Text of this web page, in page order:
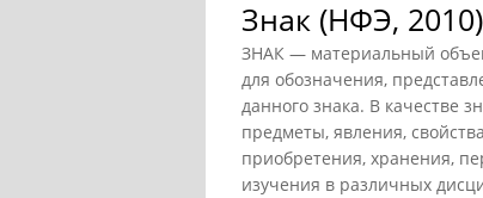
Знак (НФЭ, 2010)
ЗНАК — материальный
для обозначения,
данного знака. В качестве
предметы, явления,
приобретения, хранения,
изучения в различных